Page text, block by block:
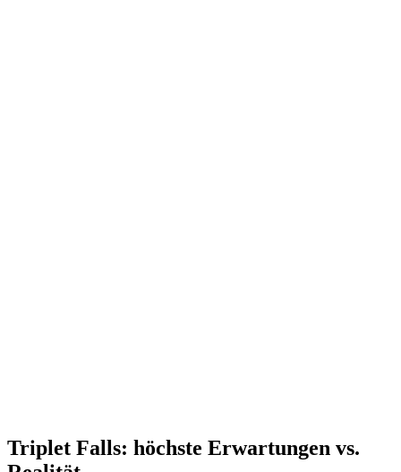
Triplet Falls: höchste Erwartungen vs.